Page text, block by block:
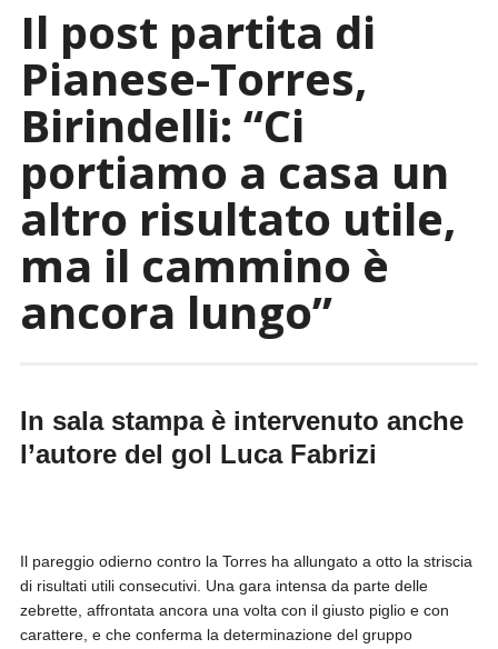
Il post partita di
Pianese-Torres,
Birindelli: “Ci
portiamo a casa un
altro risultato utile,
ma il cammino è
ancora lungo”
In sala stampa è intervenuto anche
l’autore del gol Luca Fabrizi
Il pareggio odierno contro la Torres ha allungato a otto la striscia
di risultati utili consecutivi. Una gara intensa da parte delle
zebrette, affrontata ancora una volta con il giusto piglio e con
carattere, e che conferma la determinazione del gruppo